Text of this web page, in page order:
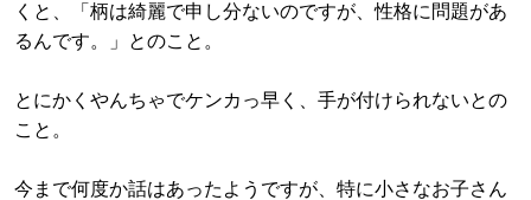
くと、「柄は綺麗で申し分ないのですが、性格に問題があ
るんです。」とのこと。
とにかくやんちゃでケンカっ早く、手が付けられないとの
こと。
今まで何度か話はあったようですが、特に小さなお子さん